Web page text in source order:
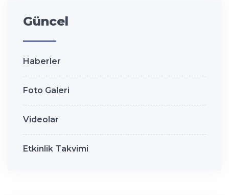
Güncel
Haberler
Foto Galeri
Videolar
Etkinlik Takvimi